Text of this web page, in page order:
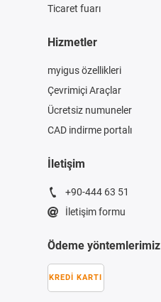
Ticaret fuarı
Hizmetler
myigus özellikleri
Çevrimiçi Araçlar
Ücretsiz numuneler
CAD indirme portalı
İletişim
+90-444 63 51
İletişim formu
Ödeme yöntemlerimiz
KREDI KARTI